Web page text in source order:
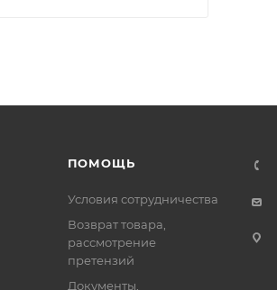
ПОМОЩЬ
Условия сотрудничества
Возврат товара,
рассмотрение
претензий
Документы,